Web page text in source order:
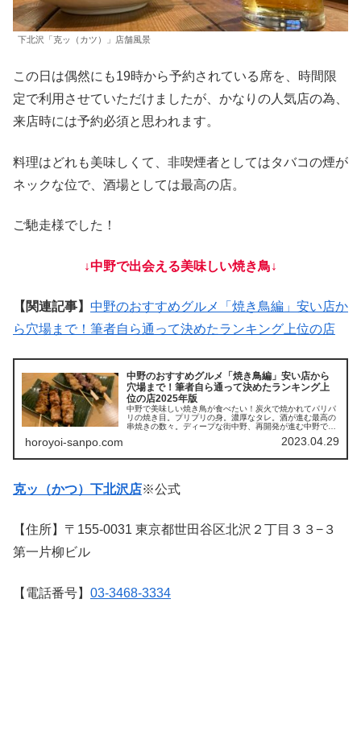
下北沢「克ッ（カツ）」店舗風景
この日は偶然にも19時から予約されている席を、時間限
定で利用させていただけましたが、かなりの人気店の為、
来店時には予約必須と思われます。
料理はどれも美味しくて、非喫煙者としてはタバコの煙が
ネックな位で、酒場としては最高の店。
ご馳走様でした！
↓中野で出会える美味しい焼き鳥↓
【関連記事】 中野のおすすめグルメ「焼き鳥編」安い店か
ら穴場まで！筆者自ら通って決めたランキング上位の店
中野のおすすめグルメ「焼き鳥編」安い店から
穴場まで！筆者自ら通って決めたランキング上
位の店2025年版
中野で美味しい焼き鳥が食べたい！炭火で焼かれてパリパ
リの焼き目。プリプリの身。濃厚なタレ。酒が進む最高の
串焼きの数々。ディープな街中野、再開発が進む中野で筆
け。これから中野で焼き鳥だぁ！って時にに一度は目を通
horoyoi-sanpo.com 2023.04.29
克ッ（かつ）下北沢店※公式
【住所】〒155-0031 東京都世田谷区北沢２丁目３３−３
第一片柳ビル
【電話番号】 03-3468-3334